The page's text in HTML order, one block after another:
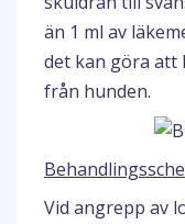
än 1 ml av
det kan göra
från hunden.
Vid angrepp av